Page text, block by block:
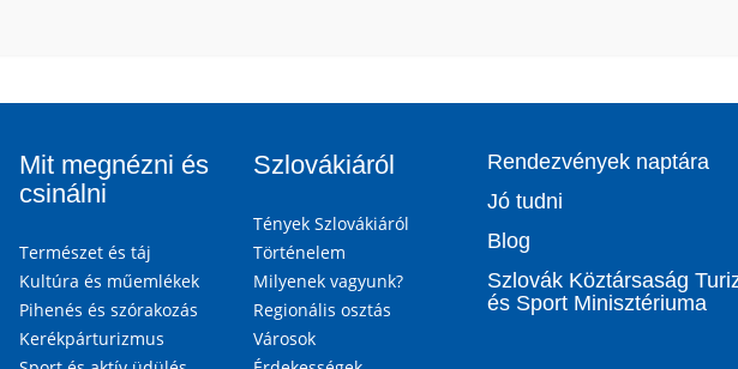
Mit megnézni és
csinálni
Természet és táj
Kultúra és műemlékek
Pihenés és szórakozás
Kerékpárturizmus
Szlovákiáról
Tények Szlovákiáról
Történelem
Milyenek vagyunk?
Regionális osztás
Városok
Rendezvények naptára
Jó tudni
Blog
Szlovák Köztársaság
és Sport Minisztériuma